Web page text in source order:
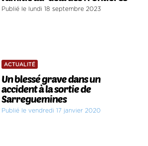
Publié le lundi 18 septembre 2023
ACTUALITÉ
Un blessé grave dans un
accident à la sortie de
Sarreguemines
Publié le vendredi 17 janvier 2020